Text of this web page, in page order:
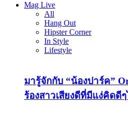
Mag Live
All
Hang Out
Hipster Corner
In Style
Lifestyle
มารู้จักกับ “น้องปาร์ค”
ร้องสาวเสียงดีที่มีแง่คิดดี